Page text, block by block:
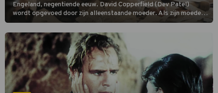
Engeland, negentiende eeuw. David Copperfield (Dev Patel)
wordt opgevoed door zijn alleenstaande moeder. Als zijn moeder
hertrouwt, verandert zijn leven in The Personal History of David
Copperfield. Zijn strenge stiefvader zet hem het huis uit. David
ontmoet excentrieke figuren en beleeft avonturen in het
Victoriaanse Engeland.